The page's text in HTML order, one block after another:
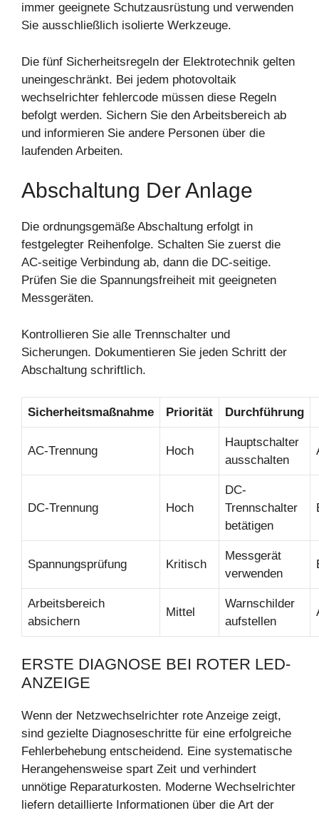
immer geeignete Schutzausrüstung und verwenden
Sie ausschließlich isolierte Werkzeuge.
Die fünf Sicherheitsregeln der Elektrotechnik gelten
uneingeschränkt. Bei jedem photovoltaik
wechselrichter fehlercode müssen diese Regeln
befolgt werden. Sichern Sie den Arbeitsbereich ab
und informieren Sie andere Personen über die
laufenden Arbeiten.
Abschaltung Der Anlage
Die ordnungsgemäße Abschaltung erfolgt in
festgelegter Reihenfolge. Schalten Sie zuerst die
AC-seitige Verbindung ab, dann die DC-seitige.
Prüfen Sie die Spannungsfreiheit mit geeigneten
Messgeräten.
Kontrollieren Sie alle Trennschalter und
Sicherungen. Dokumentieren Sie jeden Schritt der
Abschaltung schriftlich.
Sicherheitsmaßnahme Priorität Durchführung
AC-Trennung Hoch
Hauptschalter
ausschalten
DC-Trennung Hoch
DC-
Trennschalter
betätigen
Spannungsprüfung Kritisch
Messgerät
verwenden
Arbeitsbereich
absichern
Mittel
Warnschilder
aufstellen
ERSTE DIAGNOSE BEI ROTER LED-
ANZEIGE
Wenn der Netzwechselrichter rote Anzeige zeigt,
sind gezielte Diagnoseschritte für eine erfolgreiche
Fehlerbehebung entscheidend. Eine systematische
Herangehensweise spart Zeit und verhindert
unnötige Reparaturkosten. Moderne Wechselrichter
liefern detaillierte Informationen über die Art der